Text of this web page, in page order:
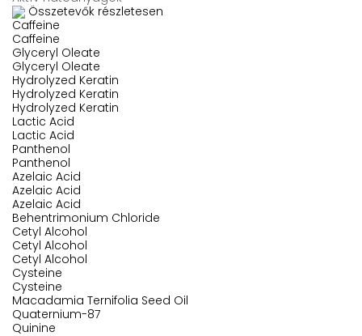
Összetevők részletesen
Caffeine
Caffeine
Glyceryl Oleate
Glyceryl Oleate
Hydrolyzed Keratin
Hydrolyzed Keratin
Hydrolyzed Keratin
Lactic Acid
Lactic Acid
Panthenol
Panthenol
Azelaic Acid
Azelaic Acid
Azelaic Acid
Behentrimonium Chloride
Cetyl Alcohol
Cetyl Alcohol
Cetyl Alcohol
Cysteine
Cysteine
Macadamia Ternifolia Seed Oil
Quaternium-87
Quinine